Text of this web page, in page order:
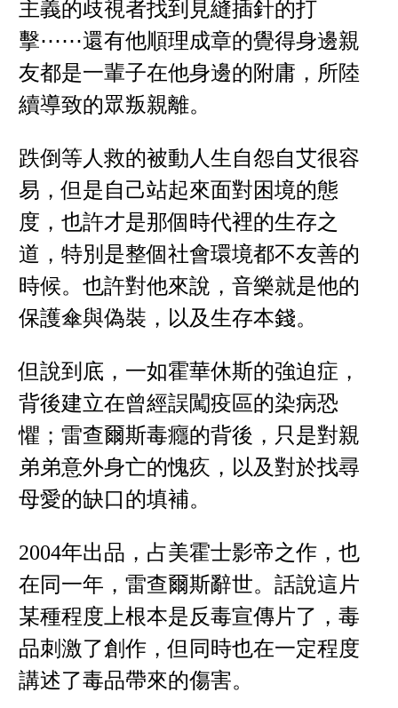
主義的歧視者找到見縫插針的打
擊⋯⋯還有他順理成章的覺得身邊親
友都是一輩子在他身邊的附庸，所陸
續導致的眾叛親離。
跌倒等人救的被動人生自怨自艾很容
易，但是自己站起來面對困境的態
度，也許才是那個時代裡的生存之
道，特別是整個社會環境都不友善的
時候。也許對他來說，音樂就是他的
保護傘與偽裝，以及生存本錢。
但說到底，一如霍華休斯的強迫症，
背後建立在曾經誤闖疫區的染病恐
懼；雷查爾斯毒癮的背後，只是對親
弟弟意外身亡的愧疚，以及對於找尋
母愛的缺口的填補。
2004年出品，占美霍士影帝之作，也
在同一年，雷查爾斯辭世。話說這片
某種程度上根本是反毒宣傳片了，毒
品刺激了創作，但同時也在一定程度
講述了毒品帶來的傷害。